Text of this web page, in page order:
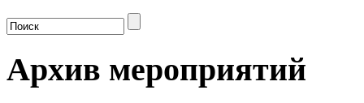
Архив мероприятий